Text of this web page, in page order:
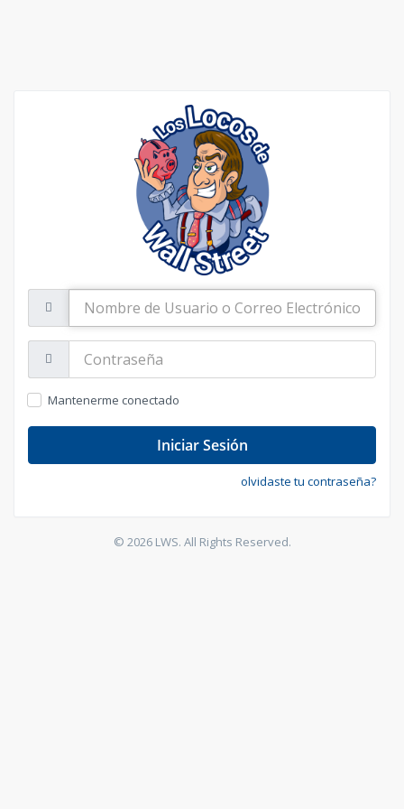
Usuario
o
Correo
Electrónico
Mantenerme conectado
Iniciar Sesión
olvidaste tu contraseña?
© 2026 LWS. All Rights Reserved.